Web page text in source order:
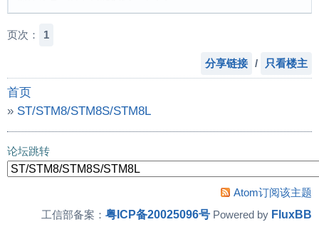
页次： 1
分享链接 / 只看楼主
首页
» ST/STM8/STM8S/STM8L
»h7b0VB误烧录750VB程序后如何修复？
论坛跳转
Atom订阅该主题
工信部备案： 粤ICP备20025096号 Powered by FluxBB